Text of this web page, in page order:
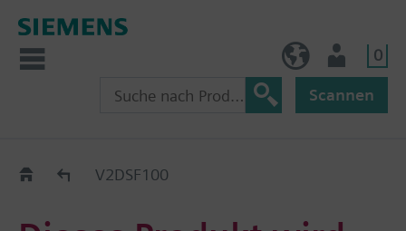
0
Scannen
Old2NewV2DSF100